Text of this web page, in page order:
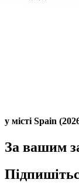
у місті Spain
За вашим